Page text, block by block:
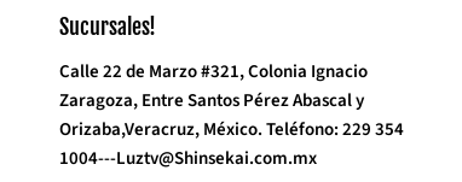
Sucursales!
Calle 22 de Marzo #321, Colonia Ignacio
Zaragoza, Entre Santos Pérez Abascal y
Orizaba,Veracruz, México. Teléfono: 229 354
1004---Luztv@Shinsekai.com.mx